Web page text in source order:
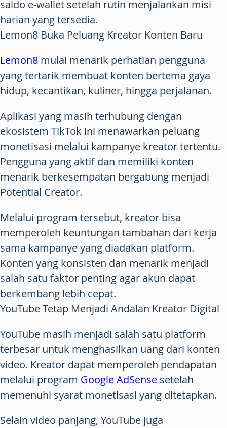
saldo e-wallet setelah rutin menjalankan misi
harian yang tersedia.
Lemon8 Buka Peluang Kreator Konten Baru
Lemon8 mulai menarik perhatian pengguna
yang tertarik membuat konten bertema gaya
hidup, kecantikan, kuliner, hingga perjalanan.
Aplikasi yang masih terhubung dengan
ekosistem TikTok ini menawarkan peluang
monetisasi melalui kampanye kreator tertentu.
Pengguna yang aktif dan memiliki konten
menarik berkesempatan bergabung menjadi
Potential Creator.
Melalui program tersebut, kreator bisa
memperoleh keuntungan tambahan dari kerja
sama kampanye yang diadakan platform.
Konten yang konsisten dan menarik menjadi
salah satu faktor penting agar akun dapat
berkembang lebih cepat.
YouTube Tetap Menjadi Andalan Kreator Digital
YouTube masih menjadi salah satu platform
terbesar untuk menghasilkan uang dari konten
video. Kreator dapat memperoleh pendapatan
melalui program Google AdSense setelah
memenuhi syarat monetisasi yang ditetapkan.
Selain video panjang, YouTube juga